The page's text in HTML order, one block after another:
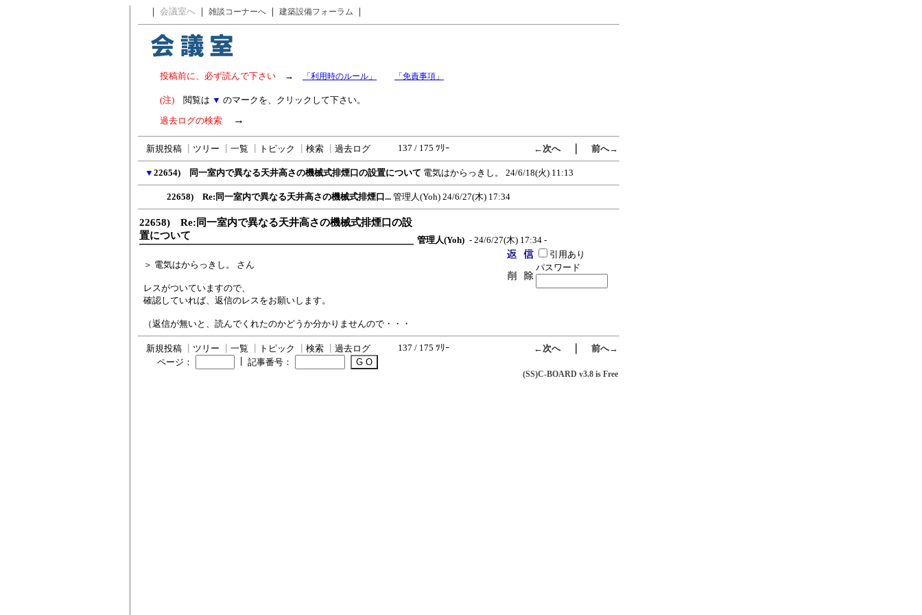
｜ 会議室へ ｜ 雑談コーナーへ ｜ 建築設備フォーラム ｜
投稿前に、必ず読んで下さい → 「利用時のルール」 「免責事項」
(注) 閲覧は ▼ のマークを、クリックして下さい。
過去ログの検索 →
新規投稿 ツリー 一覧 トピック 検索 過去ログ 137 / 175 ﾂﾘｰ ←次へ｜ 前へ→
▼ 22654) 同一室内で異なる天井高さの機械式排煙口の設置について 電気はからっきし。 24/6/18(火) 11:13
22658) Re:同一室内で異なる天井高さの機械式排煙口... 管理人(Yoh) 24/6/27(木) 17:34
22658) Re:同一室内で異なる天井高さの機械式排煙口の設
置について
管理人(Yoh) - 24/6/27(木) 17:34 -
＞ 電気はからっきし。 さん
レスがついていますので、
確認していれば、返信のレスをお願いします。
（返信が無いと、読んでくれたのかどうか分かりませんので・・・
引用あり
パスワード
新規投稿 ツリー 一覧 トピック 検索 過去ログ 137 / 175 ﾂﾘｰ ←次へ｜ 前へ→
ページ：
記事番号：
(SS)C-BOARD v3.8 is Free